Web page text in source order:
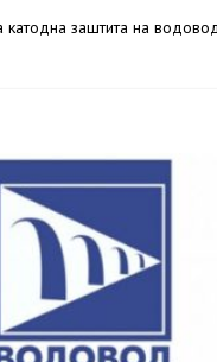
заштита на